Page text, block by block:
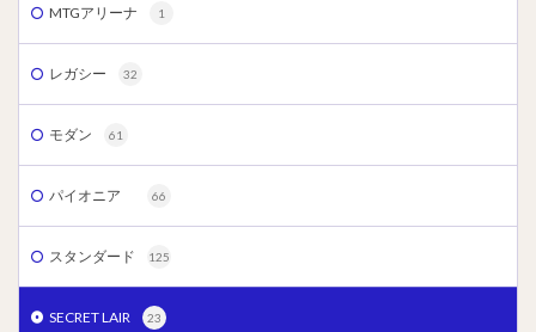
MTGアリーナ 1
レガシー 32
モダン 61
パイオニア 66
スタンダード 125
SECRET LAIR 23